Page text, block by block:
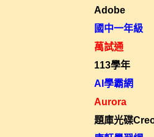
Adobe
國中一年級
萬試通
113學年
AI學霸網
Aurora
題庫光碟